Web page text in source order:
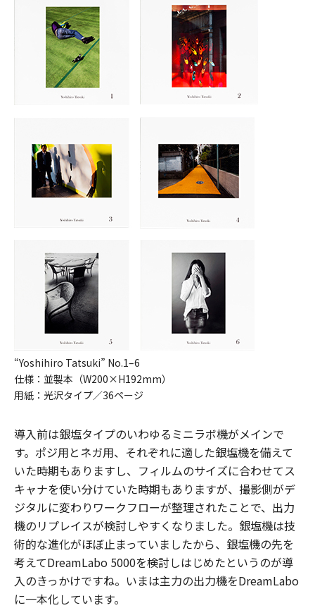
“Yoshihiro Tatsuki” No.1–6
仕様：並製本（W200×H192mm）
用紙：光沢タイプ／36ページ
導入前は銀塩タイプのいわゆるミニラボ機がメインで
す。ポジ用とネガ用、それぞれに適した銀塩機を備えて
いた時期もありますし、フィルムのサイズに合わせてス
キャナを使い分けていた時期もありますが、撮影側がデ
ジタルに変わりワークフローが整理されたことで、出力
機のリプレイスが検討しやすくなりました。銀塩機は技
術的な進化がほぼ止まっていましたから、銀塩機の先を
考えてDreamLabo 5000を検討しはじめたというのが導
入のきっかけですね。いまは主力の出力機をDreamLabo
に一本化しています。